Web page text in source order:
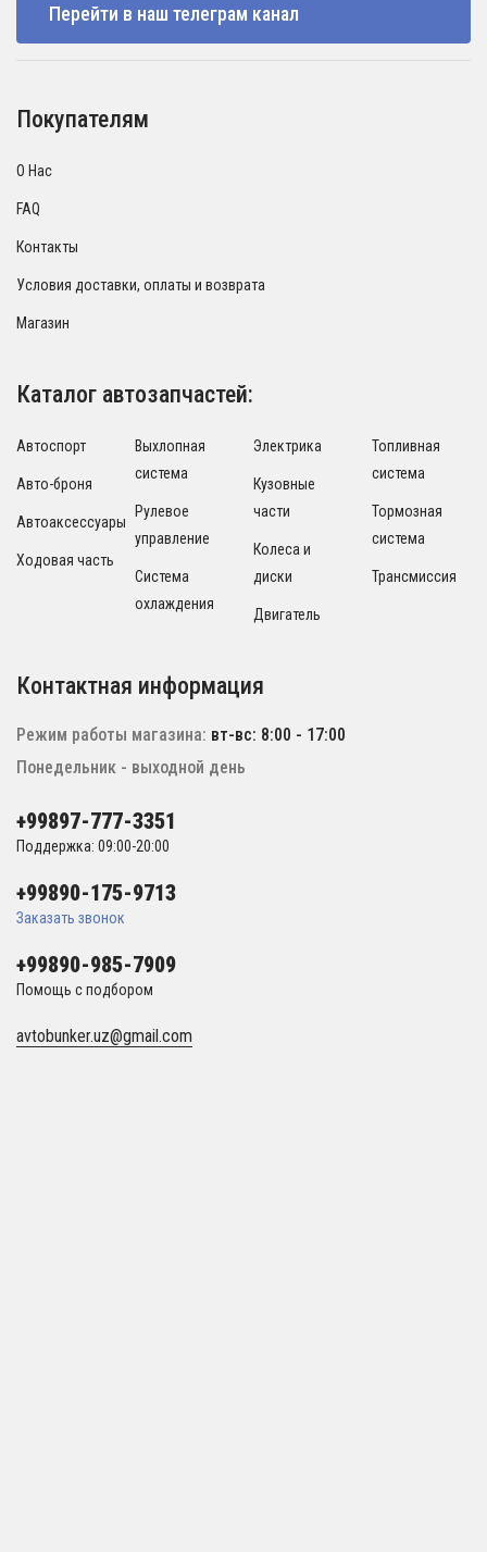
Перейти в наш телеграм канал
Покупателям
О Нас
FAQ
Контакты
Условия доставки, оплаты и возврата
Магазин
Каталог автозапчастей:
Автоспорт
Авто-броня
Автоаксессуары
Ходовая часть
Выхлопная
система
Рулевое
управление
Система
охлаждения
Электрика
Кузовные
части
Колеса и
диски
Двигатель
Топливная
система
Тормозная
система
Трансмиссия
Контактная информация
Режим работы магазина: вт-вс: 8:00 - 17:00
Понедельник - выходной день
+99897-777-3351
Поддержка: 09:00-20:00
+99890-175-9713
Заказать звонок
+99890-985-7909
Помощь с подбором
avtobunker.uz@gmail.com